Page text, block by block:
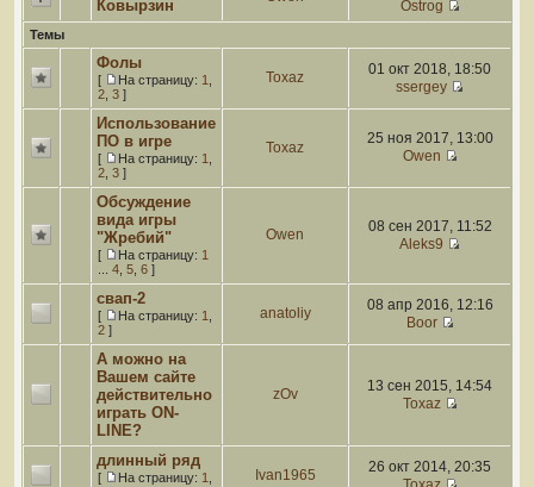
Ковырзин
Ostrog
Темы
Фолы
[ На страницу: 1
2 3 ]
Toxaz
01 окт 2018, 18:50
ssergey
Использование
ПО в игре
[ На страницу: 1
2 3 ]
Toxaz
25 ноя 2017, 13:00
Owen
Обсуждение
вида игры
"Жребий"
[ На страницу: 1
4 5 6 ]
Owen
08 сен 2017, 11:52
Aleks9
свап-2
[ На страницу: 1
2 ]
anatoliy
08 апр 2016, 12:16
Boor
А можно на
Вашем сайте
действительно
играть ON-
LINE?
zOv
13 сен 2015, 14:54
Toxaz
длинный ряд
[ На страницу: 1 Ivan1965
26 окт 2014, 20:35